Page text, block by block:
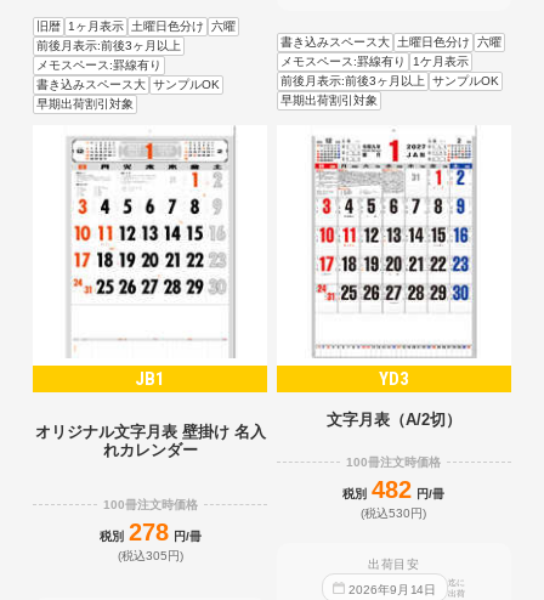
旧暦 1ヶ月表示 土曜日色分け
六曜
前後月表示:前後3ヶ月以上
メモスペース:罫線有り
書き込みスペース大 サンプルOK
早期出荷割引対象
書き込みスペース大 土曜日色分け
六曜
メモスペース:罫線有り
1ケ月表示
前後月表示:前後3ヶ月以上
サンプルOK
早期出荷割引対象
JB1
オリジナル文字月表 壁掛け 名入
れカレンダー
100冊注文時価格
税別 278 円/冊
(税込305円)
YD3
文字月表（A/2切）
100冊注文時価格
税別 482 円/冊
(税込530円)
出荷目安
2026年9 月 14日
迄に
出荷